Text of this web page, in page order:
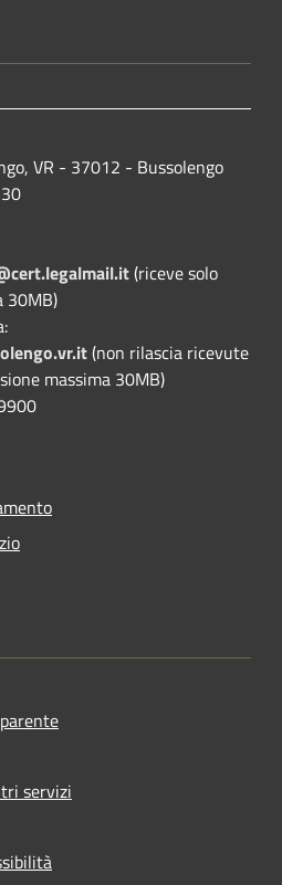
VR - 37012 - Bussolengo
(riceve solo
30MB)
(non rilascia ricevute
massima 30MB)
servizi